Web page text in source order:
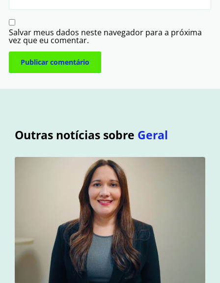
Salvar meus dados neste navegador para a próxima
vez que eu comentar.
Outras notícias sobre Geral